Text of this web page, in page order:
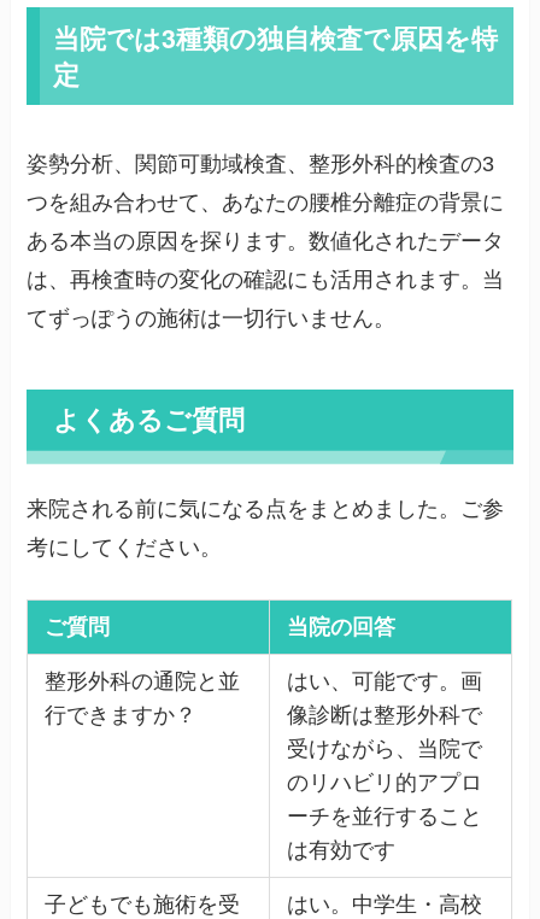
当院では3種類の独自検査で原因を特
定
姿勢分析、関節可動域検査、整形外科的検査の3
つを組み合わせて、あなたの腰椎分離症の背景に
ある本当の原因を探ります。数値化されたデータ
は、再検査時の変化の確認にも活用されます。当
てずっぽうの施術は一切行いません。
よくあるご質問
来院される前に気になる点をまとめました。ご参
考にしてください。
ご質問 当院の回答
整形外科の通院と並
行できますか？
はい、可能です。画
像診断は整形外科で
受けながら、当院で
のリハビリ的アプロ
ーチを並行すること
は有効です
子どもでも施術を受
はい。中学生・高校